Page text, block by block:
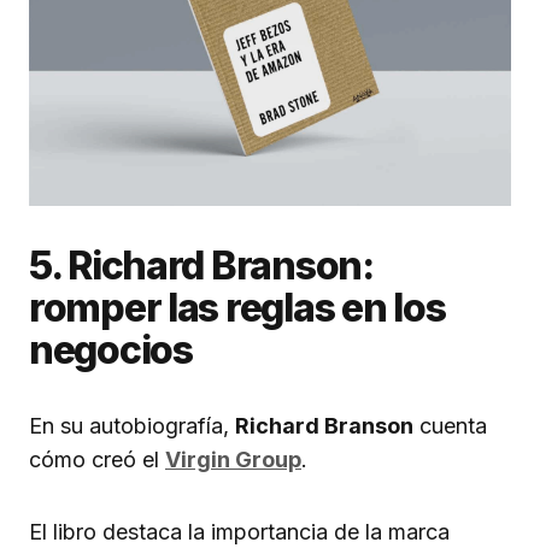
5. Richard Branson:
romper las reglas en los
negocios
En su autobiografía, Richard Branson cuenta
cómo creó el Virgin Group.
El libro destaca la importancia de la marca